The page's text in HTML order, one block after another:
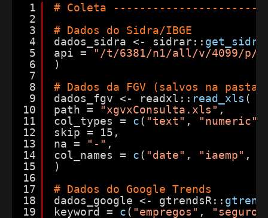
1
2
3
4
5
6
7
8
9
10
11
12
13
14
15
16
17
18
19
# Coleta -----------------------
# Dados do Sidra/IBGE
dados_sidra <- sidrar:: get_sidra
api =
"/t/6381/n1/all/v/4099/p/
)
# Dados da FGV (salvos na pasta
dados_fgv <- readxl:: read_xls (
path =
"xgvxConsulta.xls" ,
col_types = c( "text" , "numeric"
skip = 15,
na =
"-" ,
col_names = c( "date" , "iaemp" ,
)
# Dados do Google Trends
dados_google <- gtrendsR::
keyword = c( "empregos" ,
"seguro